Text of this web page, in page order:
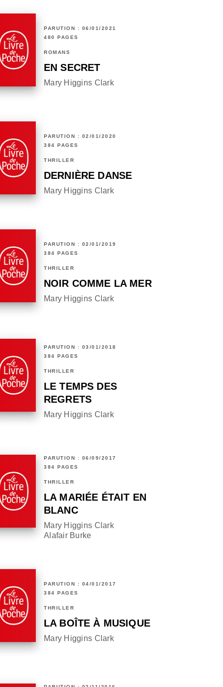
PARUTION : 06/01/2021
480 PAGES
ROMANS
EN SECRET
Mary Higgins Clark
PARUTION : 02/01/2020
384 PAGES
THRILLER
DERNIÈRE DANSE
Mary Higgins Clark
PARUTION : 02/01/2019
384 PAGES
THRILLER
NOIR COMME LA MER
Mary Higgins Clark
PARUTION : 03/01/2018
384 PAGES
THRILLER
LE TEMPS DES
REGRETS
Mary Higgins Clark
PARUTION : 06/09/2017
384 PAGES
THRILLER
LA MARIÉE ÉTAIT EN
BLANC
Mary Higgins Clark
Alafair Burke
PARUTION : 04/01/2017
384 PAGES
THRILLER
LA BOÎTE À MUSIQUE
Mary Higgins Clark